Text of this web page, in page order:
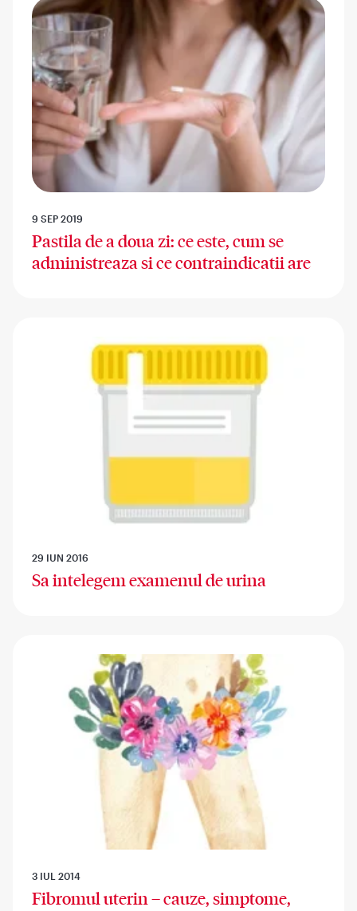
9 SEP 2019
Pastila de a doua zi: ce este, cum se
administreaza si ce contraindicatii are
29 IUN 2016
Sa intelegem examenul de urina
3 IUL 2014
Fibromul uterin – cauze, simptome,